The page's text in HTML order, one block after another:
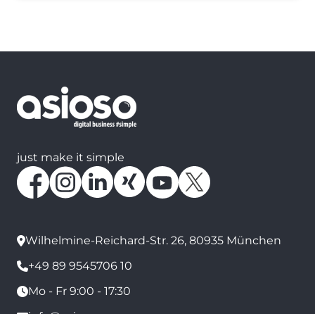
just make it simple
Wilhelmine-Reichard-Str. 26, 80935 München
+49 89 9545706 10
Mo - Fr 9:00 - 17:30